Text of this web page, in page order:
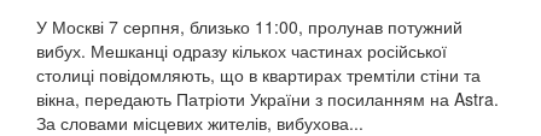
У Москві 7 серпня, близько 11:00, пролунав потужний
вибух. Мешканці одразу кількох частинах російської
столиці повідомляють, що в квартирах тремтіли стіни та
вікна, передають Патріоти України з посиланням на Astra.
За словами місцевих жителів, вибухова...